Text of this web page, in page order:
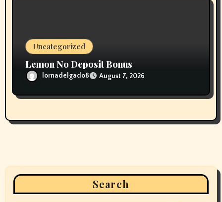
Uncategorized
Lemon No Deposit Bonus
lornadelgado8 August 7, 2026
Search